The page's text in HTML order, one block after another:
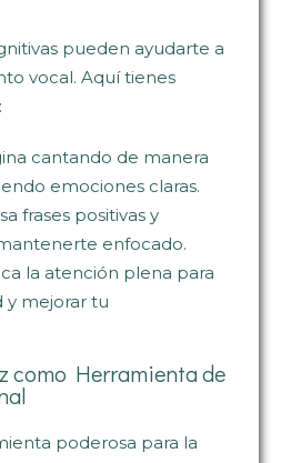
pueden ayudarte a
vocal. Aquí tienes
cantando de manera
emociones claras.
frases positivas y
enfocado.
la atención plena para
y mejorar tu
como Herramienta de
poderosa para la